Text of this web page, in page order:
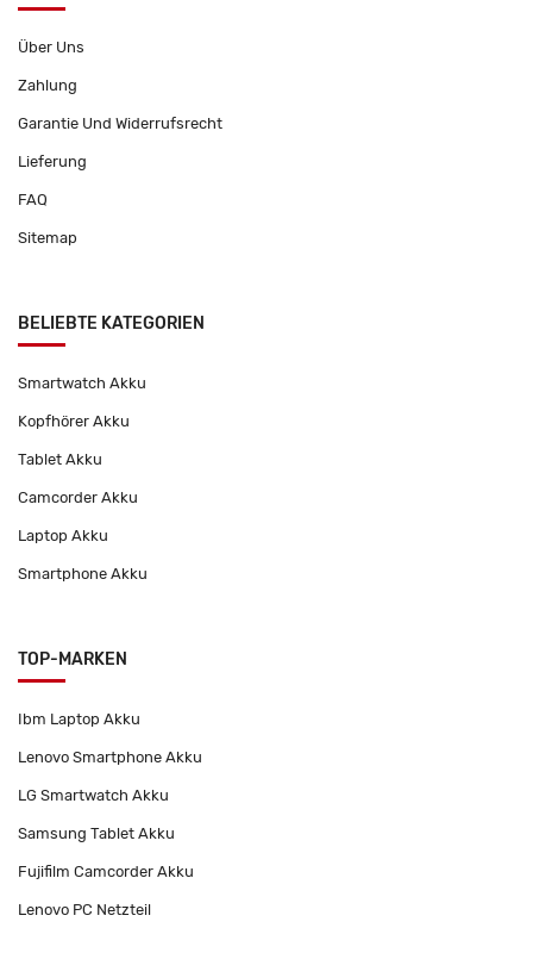
Über Uns
Zahlung
Garantie Und Widerrufsrecht
Lieferung
FAQ
Sitemap
BELIEBTE KATEGORIEN
Smartwatch Akku
Kopfhörer Akku
Tablet Akku
Camcorder Akku
Laptop Akku
Smartphone Akku
TOP-MARKEN
Ibm Laptop Akku
Lenovo Smartphone Akku
LG Smartwatch Akku
Samsung Tablet Akku
Fujifilm Camcorder Akku
Lenovo PC Netzteil